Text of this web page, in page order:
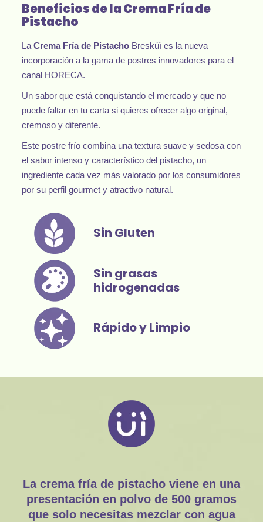
Beneficios de la Crema Fría de
Pistacho
La Crema Fría de Pistacho Bresküì es la nueva
incorporación a la gama de postres innovadores para el
canal HORECA.
Un sabor que está conquistando el mercado y que no
puede faltar en tu carta si quieres ofrecer algo original,
cremoso y diferente.
Este postre frío combina una textura suave y sedosa con
el sabor intenso y característico del pistacho, un
ingrediente cada vez más valorado por los consumidores
por su perfil gourmet y atractivo natural.
Sin Gluten
Sin grasas
hidrogenadas
Rápido y Limpio
La crema fría de pistacho viene en una
presentación en polvo de 500 gramos
que solo necesitas mezclar con agua